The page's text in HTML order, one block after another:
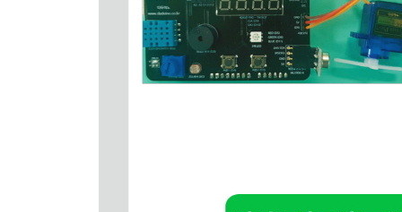
02_ 8 서보모터 제어하기
서보모터 이해하기
인공지능 쉴드 이용하는 방법
02_ 9 DHT11 온습도 센서